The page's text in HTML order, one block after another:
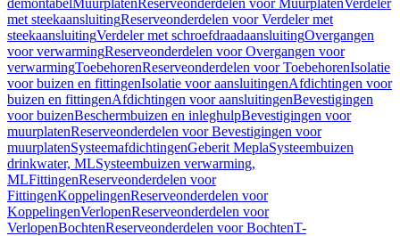
demontabelMuurplatenReserveonderdelen voor MuurplatenVerdeler
met steekaansluitingReserveonderdelen voor Verdeler met
steekaansluitingVerdeler met schroefdraadaansluitingOvergangen
voor verwarmingReserveonderdelen voor Overgangen voor
verwarmingToebehorenReserveonderdelen voor ToebehorenIsolatie
voor buizen en fittingenIsolatie voor aansluitingenAfdichtingen voor
buizen en fittingenAfdichtingen voor aansluitingenBevestigingen
voor buizenBeschermbuizen en inleghulpBevestigingen voor
muurplatenReserveonderdelen voor Bevestigingen voor
muurplatenSysteemafdichtingenGeberit MeplaSysteembuizen
drinkwater, MLSysteembuizen verwarming,
MLFittingenReserveonderdelen voor
FittingenKoppelingenReserveonderdelen voor
KoppelingenVerlopenReserveonderdelen voor
VerlopenBochtenReserveonderdelen voor BochtenT-